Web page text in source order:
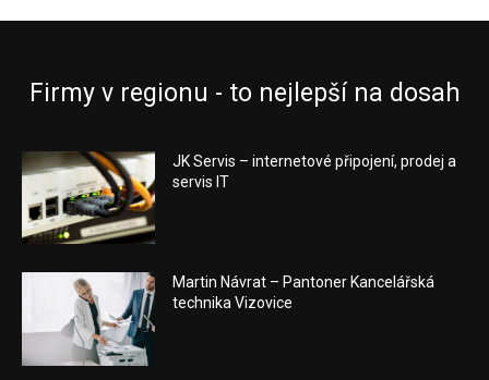
Firmy v regionu - to nejlepší na dosah
JK Servis – internetové připojení, prodej a
servis IT
Martin Návrat – Pantoner Kancelářská
technika Vizovice